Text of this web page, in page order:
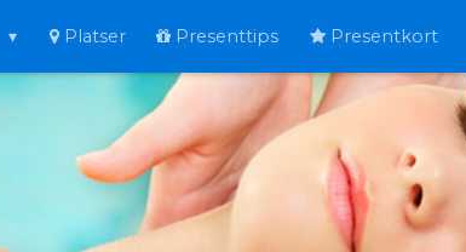
Platser Presenttips Presentkort